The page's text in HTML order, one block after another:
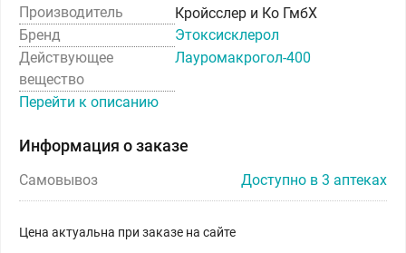
Производитель
Кройсслер и Ко ГмбХ
Бренд
Этоксисклерол
Действующее
вещество
Лауромакрогол-400
Перейти к описанию
Информация о заказе
Самовывоз Доступно в 3 аптеках
Цена актуальна при заказе на сайте